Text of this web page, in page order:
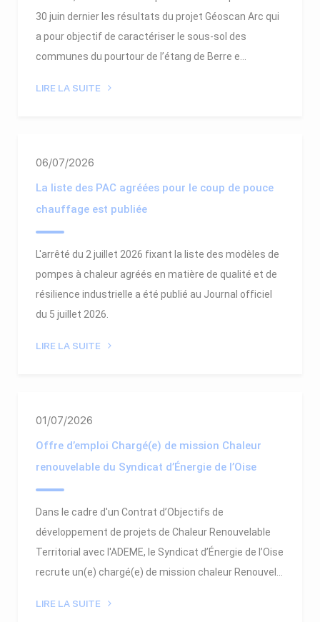
30 juin dernier les résultats du projet Géoscan Arc qui
a pour objectif de caractériser le sous-sol des
communes du pourtour de l’étang de Berre e...
LIRE LA SUITE
06/07/2026
La liste des PAC agréées pour le coup de pouce
chauffage est publiée
L'arrêté du 2 juillet 2026 fixant la liste des modèles de
pompes à chaleur agréés en matière de qualité et de
résilience industrielle a été publié au Journal officiel
du 5 juillet 2026.
LIRE LA SUITE
01/07/2026
Offre d’emploi Chargé(e) de mission Chaleur
renouvelable du Syndicat d’Énergie de l’Oise
Dans le cadre d'un Contrat d’Objectifs de
développement de projets de Chaleur Renouvelable
Territorial avec l'ADEME, le Syndicat d’Énergie de l’Oise
recrute un(e) chargé(e) de mission chaleur Renouvel...
LIRE LA SUITE